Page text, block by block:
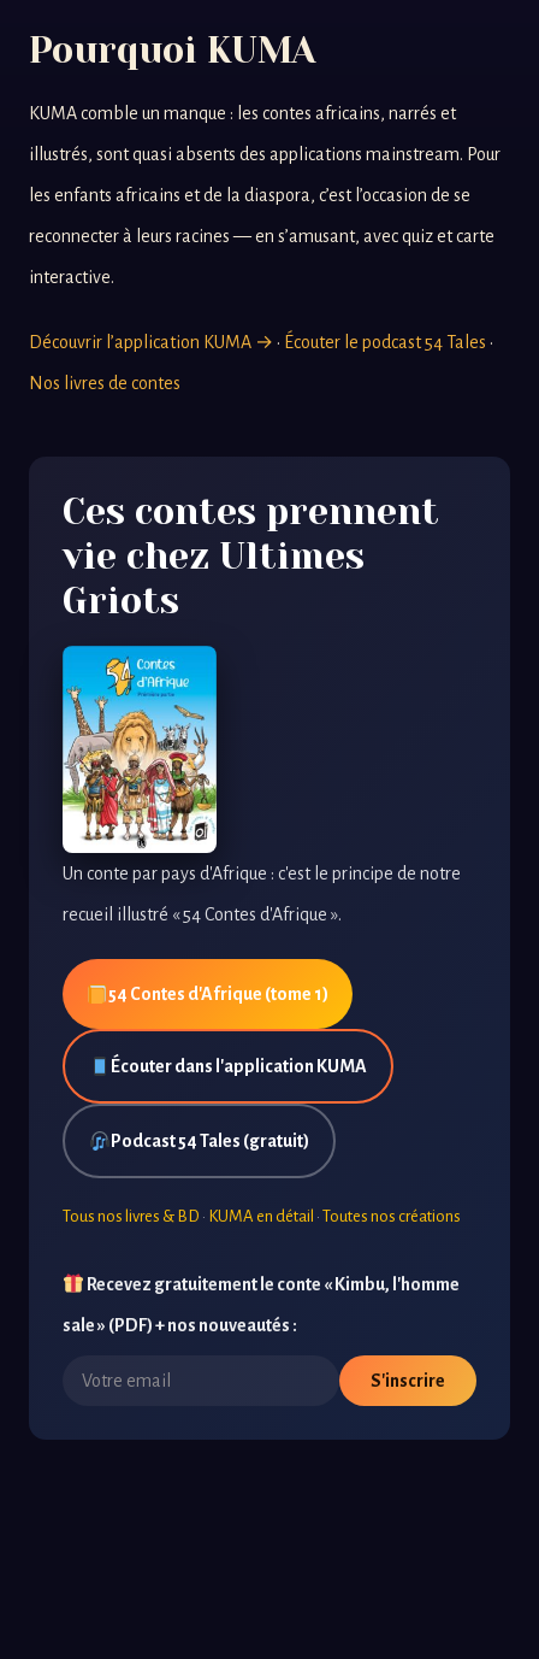
Pourquoi KUMA
KUMA comble un manque : les contes africains, narrés et
illustrés, sont quasi absents des applications mainstream. Pour
les enfants africains et de la diaspora, c’est l’occasion de se
reconnecter à leurs racines — en s’amusant, avec quiz et carte
interactive.
Découvrir l’application KUMA → · Écouter le podcast 54 Tales ·
Nos livres de contes
Ces contes prennent
vie chez Ultimes
Griots
Un conte par pays d'Afrique : c'est le principe de notre
recueil illustré « 54 Contes d'Afrique ».
54 Contes d'Afrique (tome 1)
Écouter dans l'application KUMA
Podcast 54 Tales (gratuit)
Tous nos livres & BD · KUMA en détail · Toutes nos créations
Recevez gratuitement le conte « Kimbu, l'homme
sale » (PDF) + nos nouveautés :
S'inscrire